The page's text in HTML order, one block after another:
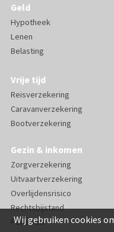
Wij gebruiken cookies
Geld
Hypotheek
Lenen
Belasting
Vrije tijd
Reisverzekering
Caravanverzekering
Bootverzekering
Gezin & inkomen
Zorgverzekering
Uitvaartverzekering
Overlijdensrisico
Rechtsbijstand
Pensioen